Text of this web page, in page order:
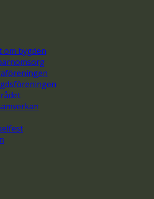
om bygden